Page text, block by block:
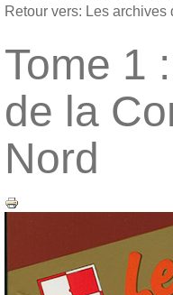
Retour vers: Les archives
Tome 1
de la
Nord